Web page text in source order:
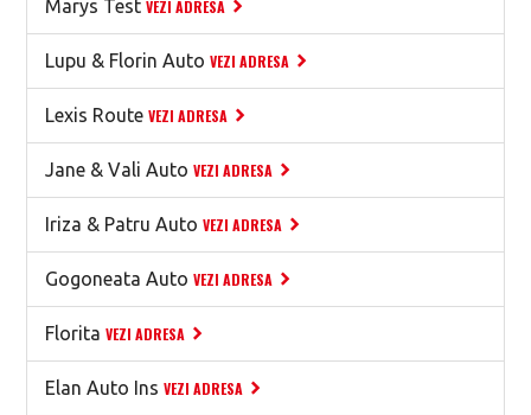
Marys Test VEZI ADRESA
Lupu & Florin Auto VEZI ADRESA
Lexis Route VEZI ADRESA
Jane & Vali Auto VEZI ADRESA
Iriza & Patru Auto VEZI ADRESA
Gogoneata Auto VEZI ADRESA
Florita VEZI ADRESA
Elan Auto Ins VEZI ADRESA